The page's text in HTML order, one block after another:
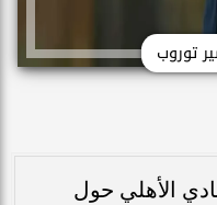
توروب
الأهلي حول